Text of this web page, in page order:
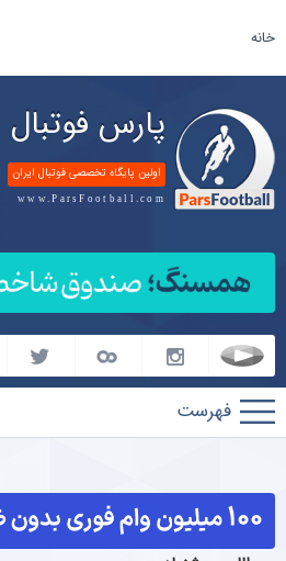
خانه
پارس فوتبال
اولین پایگاه تخصصی فوتبال ایران
www.ParsFootball.com
پارس
فوتبال